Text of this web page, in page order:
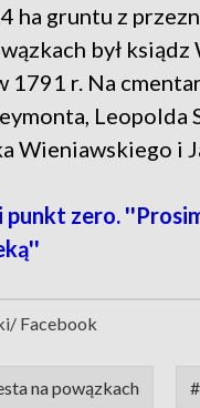
ha gruntu z
był
1791 r. Na
Wieniawskiego i
zero.
Facebook
na powązkach